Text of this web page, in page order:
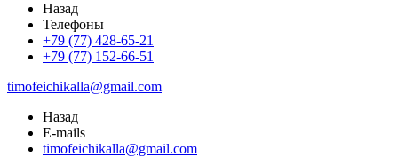
Назад
Телефоны
+79 (77) 428-65-21
+79 (77) 152-66-51
timofeichikalla@gmail.com
Назад
E-mails
timofeichikalla@gmail.com